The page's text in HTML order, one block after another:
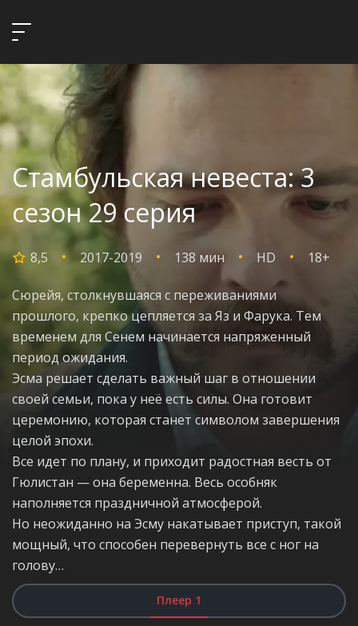
Стамбульская невеста: 3
сезон 29 серия
8,5 2017-2019 138 мин HD 18+
Сюрейя, столкнувшаяся с переживаниями
прошлого, крепко цепляется за Яз и Фарука. Тем
временем для Сенем начинается напряженный
период ожидания.
Эсма решает сделать важный шаг в отношении
своей семьи, пока у неё есть силы. Она готовит
церемонию, которая станет символом завершения
целой эпохи.
Все идет по плану, и приходит радостная весть от
Гюлистан — она беременна. Весь особняк
наполняется праздничной атмосферой.
Но неожиданно на Эсму накатывает приступ, такой
мощный, что способен перевернуть все с ног на
голову…
Плеер 1